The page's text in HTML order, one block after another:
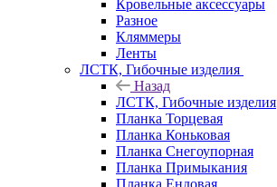
Кровельные аксессуары
Разное
Кляммеры
Ленты
ЛСТК, Гибочные изделия
Назад
ЛСТК, Гибочные изделия
Планка Торцевая
Планка Коньковая
Планка Снегоупорная
Планка Примыкания
Планка Ендовая